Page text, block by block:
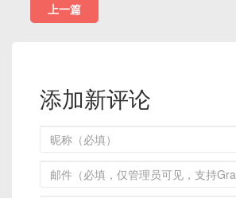
上一篇
添加新评论